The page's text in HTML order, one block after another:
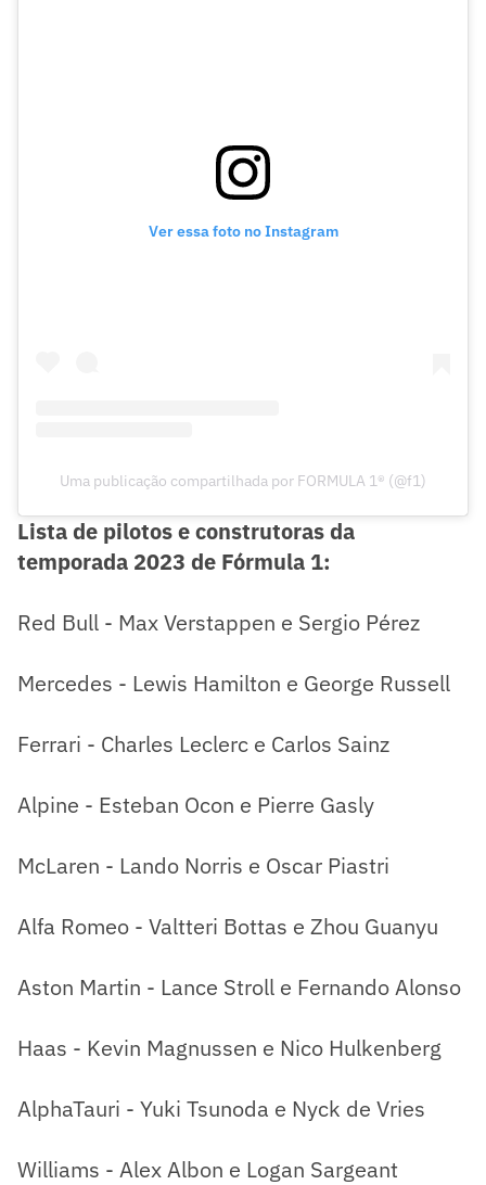
Ver essa foto no Instagram
Uma publicação compartilhada por FORMULA 1® (@f1)
Lista de pilotos e construtoras da
temporada 2023 de Fórmula 1:
Red Bull - Max Verstappen e Sergio Pérez
Mercedes - Lewis Hamilton e George Russell
Ferrari - Charles Leclerc e Carlos Sainz
Alpine - Esteban Ocon e Pierre Gasly
McLaren - Lando Norris e Oscar Piastri
Alfa Romeo - Valtteri Bottas e Zhou Guanyu
Aston Martin - Lance Stroll e Fernando Alonso
Haas - Kevin Magnussen e Nico Hulkenberg
AlphaTauri - Yuki Tsunoda e Nyck de Vries
Williams - Alex Albon e Logan Sargeant